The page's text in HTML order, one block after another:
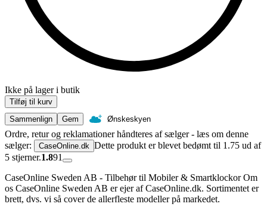
Ikke på lager i butik
Tilføj til kurv
Sammenlign
Gem Ønskeskyen
Ordre, retur og reklamationer håndteres af sælger - læs om denne
sælger:
CaseOnline.dk Dette produkt er blevet bedømt til 1.75 ud af
5 stjerner.1.891
CaseOnline Sweden AB - Tilbehør til Mobiler & Smartklockor Om
os CaseOnline Sweden AB er ejer af CaseOnline.dk. Sortimentet er
brett, dvs. vi så cover de allerfleste modeller på markedet.